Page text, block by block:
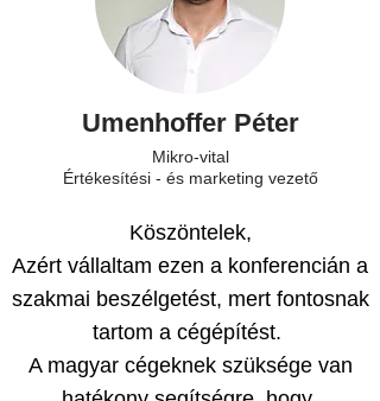
Umenhoffer Péter
Mikro-vital
Értékesítési - és marketing vezető
Köszöntelek,
Azért vállaltam ezen a konferencián a
szakmai beszélgetést, mert fontosnak
tartom a cégépítést.
A magyar cégeknek szüksége van